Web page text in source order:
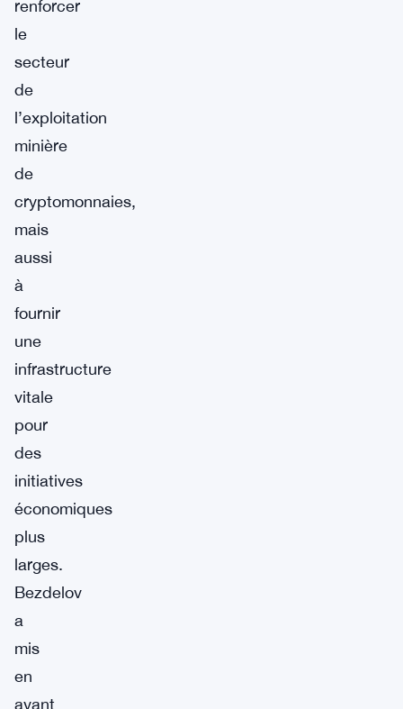
renforcer
le
secteur
de
l’exploitation
minière
de
cryptomonnaies,
mais
aussi
à
fournir
une
infrastructure
vitale
pour
des
initiatives
économiques
plus
larges.
Bezdelov
a
mis
en
avant